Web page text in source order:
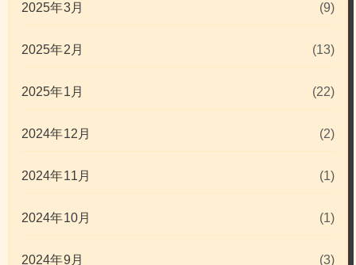
2025年3月 (9)
2025年2月 (13)
2025年1月 (22)
2024年12月 (2)
2024年11月 (1)
2024年10月 (1)
2024年9月 (3)